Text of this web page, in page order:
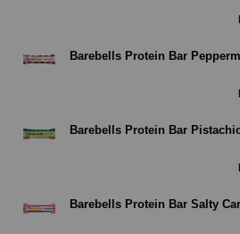
Barebells Protein Bar
Barebells Protein Bar
Barebells Protein Bar Salty